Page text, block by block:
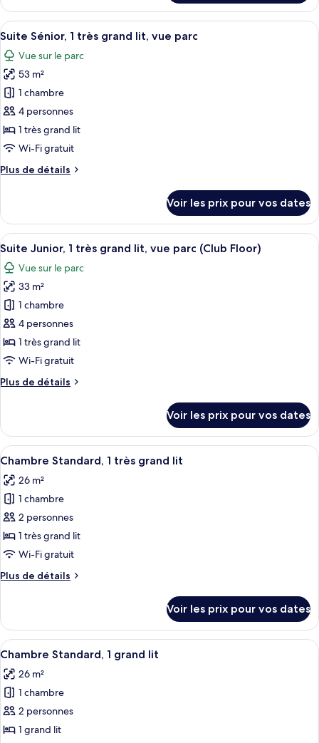
très
grand
lit,
vue
parc
le
type
de
Suite
Présidentielle,
très
grand
lit,
vue
parc
Afficher
toutes
les
photos
pour
ce
type
de
chambre :
Suite
très
grand
lit,
vue
parc
Une chambre d’hôtel avec un grand
4
Suite Sénior, 1 très grand lit, vue parc
Vue sur le parc
53 m²
1 chambre
4 personnes
1 très grand lit
Wi-Fi gratuit
Plus de détails
Plus
le
type
de
Suite
Sénior,
très
grand
lit,
vue
parc
Voir les prix pour vos dates
Afficher
toutes
les
photos
pour
ce
type
de
chambre :
Suite
très
grand
lit,
vue
parc
(Club
Floor)
Une chambre d’hôtel avec un grand
4
Suite Junior, 1 très grand lit, vue parc (Club Floor)
Vue sur le parc
33 m²
1 chambre
4 personnes
1 très grand lit
Wi-Fi gratuit
Plus de détails
Plus
le
type
de
Suite
Junior,
très
grand
lit,
vue
parc
Voir les prix pour vos dates
Afficher
toutes
les
photos
pour
ce
type
chambre :
très
grand
lit
Une chambre d’hôtel avec un
5
Chambre Standard, 1 très grand lit
26 m²
1 chambre
2 personnes
1 très grand lit
Wi-Fi gratuit
Plus de détails
Plus
le
type
de
Chambre
Standard,
très
grand
Voir les prix pour vos dates
Afficher
toutes
les
photos
pour
ce
Une chambre d’hôtel avec un grand
4
Chambre Standard, 1 grand lit
26 m²
1 chambre
2 personnes
1 grand lit